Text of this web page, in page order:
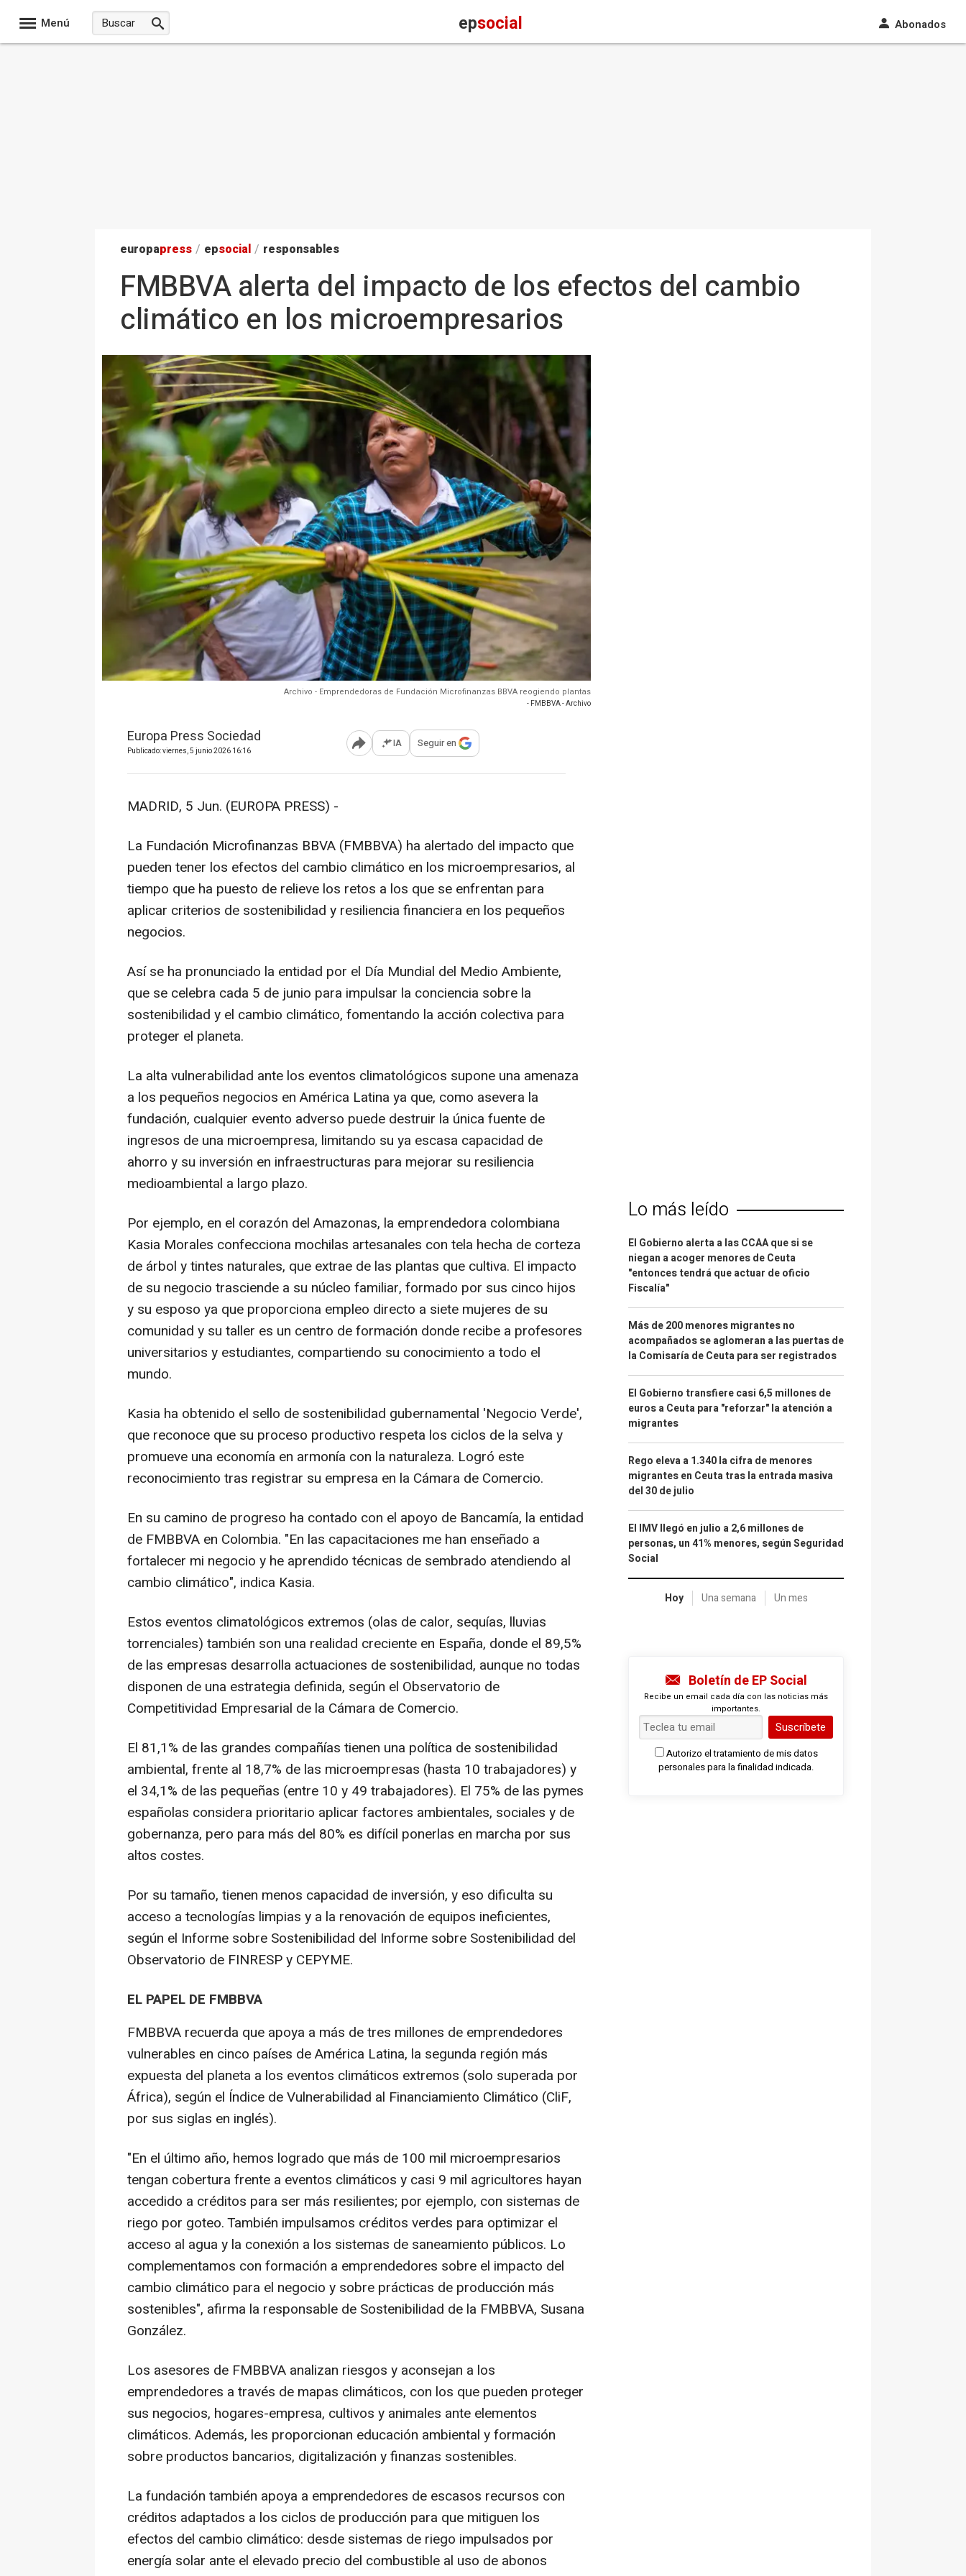
Menú epsocial Abonados
europapress / epsocial / responsables
FMBBVA alerta del impacto de los efectos del cambio
climático en los microempresarios
Archivo - Emprendedoras de Fundación Microfinanzas BBVA reogiendo plantas
- FMBBVA - Archivo
Europa Press Sociedad
Publicado: viernes, 5 junio 2026 16:16 Abrir opciones para compartir
IA Seguir en
MADRID, 5 Jun. (EUROPA PRESS) -
La Fundación Microfinanzas BBVA (FMBBVA) ha alertado del impacto que
pueden tener los efectos del cambio climático en los microempresarios, al
tiempo que ha puesto de relieve los retos a los que se enfrentan para
aplicar criterios de sostenibilidad y resiliencia financiera en los pequeños
negocios.
Así se ha pronunciado la entidad por el Día Mundial del Medio Ambiente,
que se celebra cada 5 de junio para impulsar la conciencia sobre la
sostenibilidad y el cambio climático, fomentando la acción colectiva para
proteger el planeta.
La alta vulnerabilidad ante los eventos climatológicos supone una amenaza
a los pequeños negocios en América Latina ya que, como asevera la
fundación, cualquier evento adverso puede destruir la única fuente de
ingresos de una microempresa, limitando su ya escasa capacidad de
ahorro y su inversión en infraestructuras para mejorar su resiliencia
medioambiental a largo plazo.
Por ejemplo, en el corazón del Amazonas, la emprendedora colombiana
Kasia Morales confecciona mochilas artesanales con tela hecha de corteza
de árbol y tintes naturales, que extrae de las plantas que cultiva. El impacto
de su negocio trasciende a su núcleo familiar, formado por sus cinco hijos
y su esposo ya que proporciona empleo directo a siete mujeres de su
comunidad y su taller es un centro de formación donde recibe a profesores
universitarios y estudiantes, compartiendo su conocimiento a todo el
mundo.
Kasia ha obtenido el sello de sostenibilidad gubernamental 'Negocio Verde',
que reconoce que su proceso productivo respeta los ciclos de la selva y
promueve una economía en armonía con la naturaleza. Logró este
reconocimiento tras registrar su empresa en la Cámara de Comercio.
En su camino de progreso ha contado con el apoyo de Bancamía, la entidad
de FMBBVA en Colombia. "En las capacitaciones me han enseñado a
fortalecer mi negocio y he aprendido técnicas de sembrado atendiendo al
cambio climático", indica Kasia.
Estos eventos climatológicos extremos (olas de calor, sequías, lluvias
torrenciales) también son una realidad creciente en España, donde el 89,5%
de las empresas desarrolla actuaciones de sostenibilidad, aunque no todas
disponen de una estrategia definida, según el Observatorio de
Competitividad Empresarial de la Cámara de Comercio.
El 81,1% de las grandes compañías tienen una política de sostenibilidad
ambiental, frente al 18,7% de las microempresas (hasta 10 trabajadores) y
el 34,1% de las pequeñas (entre 10 y 49 trabajadores). El 75% de las pymes
españolas considera prioritario aplicar factores ambientales, sociales y de
gobernanza, pero para más del 80% es difícil ponerlas en marcha por sus
altos costes.
Por su tamaño, tienen menos capacidad de inversión, y eso dificulta su
acceso a tecnologías limpias y a la renovación de equipos ineficientes,
según el Informe sobre Sostenibilidad del Informe sobre Sostenibilidad del
Observatorio de FINRESP y CEPYME.
EL PAPEL DE FMBBVA
FMBBVA recuerda que apoya a más de tres millones de emprendedores
vulnerables en cinco países de América Latina, la segunda región más
expuesta del planeta a los eventos climáticos extremos (solo superada por
África), según el Índice de Vulnerabilidad al Financiamiento Climático (CliF,
por sus siglas en inglés).
"En el último año, hemos logrado que más de 100 mil microempresarios
tengan cobertura frente a eventos climáticos y casi 9 mil agricultores hayan
accedido a créditos para ser más resilientes; por ejemplo, con sistemas de
riego por goteo. También impulsamos créditos verdes para optimizar el
acceso al agua y la conexión a los sistemas de saneamiento públicos. Lo
complementamos con formación a emprendedores sobre el impacto del
cambio climático para el negocio y sobre prácticas de producción más
sostenibles", afirma la responsable de Sostenibilidad de la FMBBVA, Susana
González.
Los asesores de FMBBVA analizan riesgos y aconsejan a los
emprendedores a través de mapas climáticos, con los que pueden proteger
sus negocios, hogares-empresa, cultivos y animales ante elementos
climáticos. Además, les proporcionan educación ambiental y formación
sobre productos bancarios, digitalización y finanzas sostenibles.
La fundación también apoya a emprendedores de escasos recursos con
créditos adaptados a los ciclos de producción para que mitiguen los
efectos del cambio climático: desde sistemas de riego impulsados por
energía solar ante el elevado precio del combustible al uso de abonos
Lo más leído
El Gobierno alerta a las CCAA que si se
niegan a acoger menores de Ceuta
"entonces tendrá que actuar de oficio
Fiscalía"
Más de 200 menores migrantes no
acompañados se aglomeran a las puertas de
la Comisaría de Ceuta para ser registrados
El Gobierno transfiere casi 6,5 millones de
euros a Ceuta para "reforzar" la atención a
migrantes
Rego eleva a 1.340 la cifra de menores
migrantes en Ceuta tras la entrada masiva
del 30 de julio
El IMV llegó en julio a 2,6 millones de
personas, un 41% menores, según Seguridad
Social
Hoy Una semana Un mes
Boletín de EP Social
Recibe un email cada día con las noticias más
importantes.
Suscríbete
Autorizo el tratamiento de mis datos
personales para la finalidad indicada.